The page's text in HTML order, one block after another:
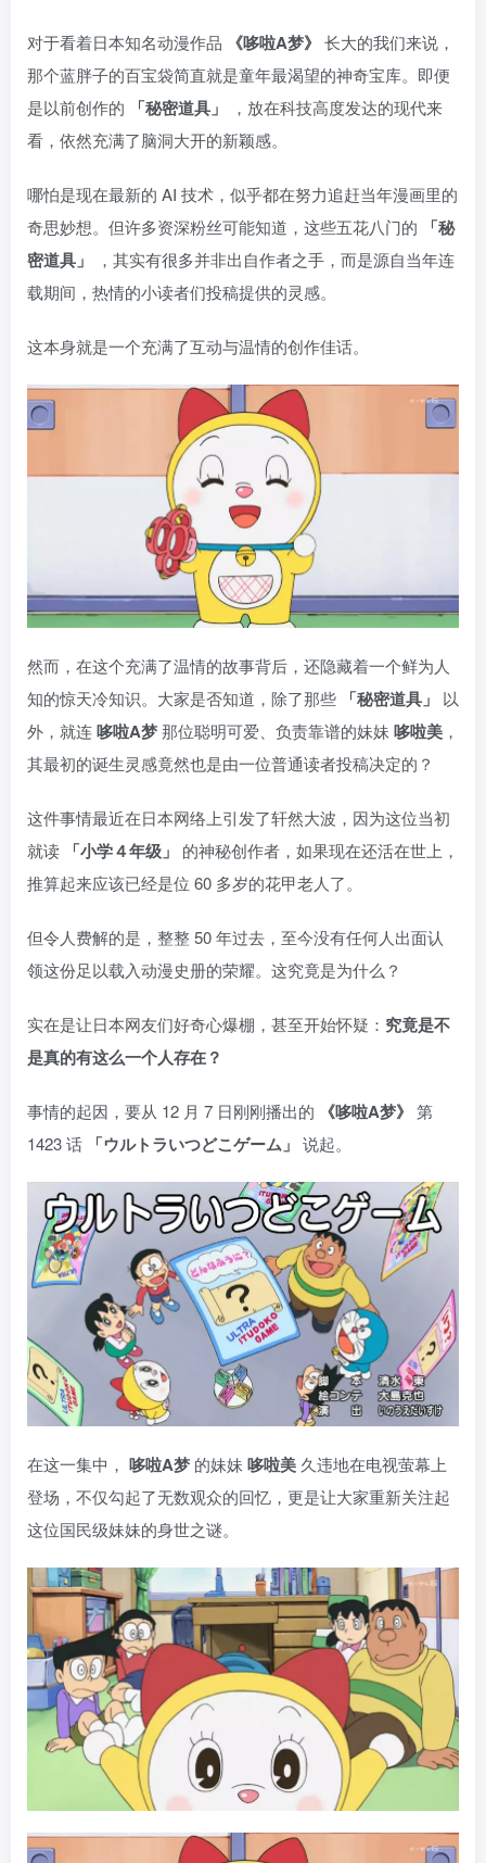
对于看着日本知名动漫作品 《哆啦A梦》 长大的我们来说，
那个蓝胖子的百宝袋简直就是童年最渴望的神奇宝库。即便
是以前创作的
「秘密道具」
，放在科技高度发达的现代来
看，依然充满了脑洞大开的新颖感。
哪怕是现在最新的 AI 技术，似乎都在努力追赶当年漫画里的
奇思妙想。但许多资深粉丝可能知道，这些五花八门的
「秘
密道具」
，其实有很多并非出自作者之手，而是源自当年连
载期间，热情的小读者们投稿提供的灵感。
这本身就是一个充满了互动与温情的创作佳话。
然而，在这个充满了温情的故事背后，还隐藏着一个鲜为人
知的惊天冷知识。大家是否知道，除了那些
「秘密道具」
以
外，就连哆啦A梦那位聪明可爱、负责靠谱的妹妹哆啦美 ，
其最初的诞生灵感竟然也是由一位普通读者投稿决定的？
这件事情最近在日本网络上引发了轩然大波，因为这位当初
就读
「小学４年级」
的神秘创作者，如果现在还活在世上，
推算起来应该已经是位 60 多岁的花甲老人了。
但令人费解的是，整整 50 年过去，至今没有任何人出面认
领这份足以载入动漫史册的荣耀。这究竟是为什么？
实在是让日本网友们好奇心爆棚，甚至开始怀疑： 究竟是不
是真的有这么一个人存在？
事情的起因，要从 12 月 7 日刚刚播出的 《哆啦A梦》 第
1423 话
「ウルトラいつどこゲーム」 说起。
在这一集中， 哆啦A梦 的妹妹 哆啦美 久违地在电视萤幕上
登场，不仅勾起了无数观众的回忆，更是让大家重新关注起
这位国民级妹妹的身世之谜。